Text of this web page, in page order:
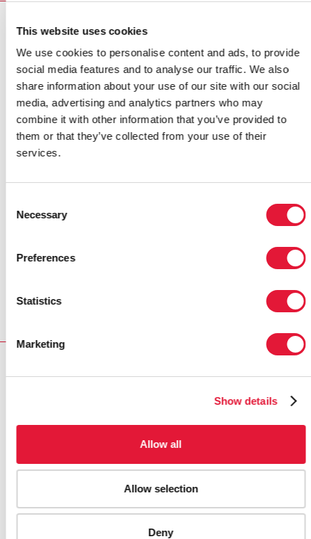
This website uses cookies
We use cookies to personalise content and ads, to provide
social media features and to analyse our traffic. We also
share information about your use of our site with our social
media, advertising and analytics partners who may
combine it with other information that you’ve provided to
them or that they’ve collected from your use of their
services.
Selection
Necessary
Preferences
Statistics
Marketing
Show details
Allow all
Allow selection
Deny
LES LEADERS S’ENGAGENT À PROMOUVOIR LA
Discours :
Discours du Dr Peter Piot, Directeur exécutif de
l'ONUSIDA à la 1ère Réunion des ministres de
l'éducation et de la santé pour prévenir le VIH en
Amérique latine et dans les Caraïbes
-Mexico, 1er août 2008 (pdf, 114 Kb) (en anglais)
Publications:
en